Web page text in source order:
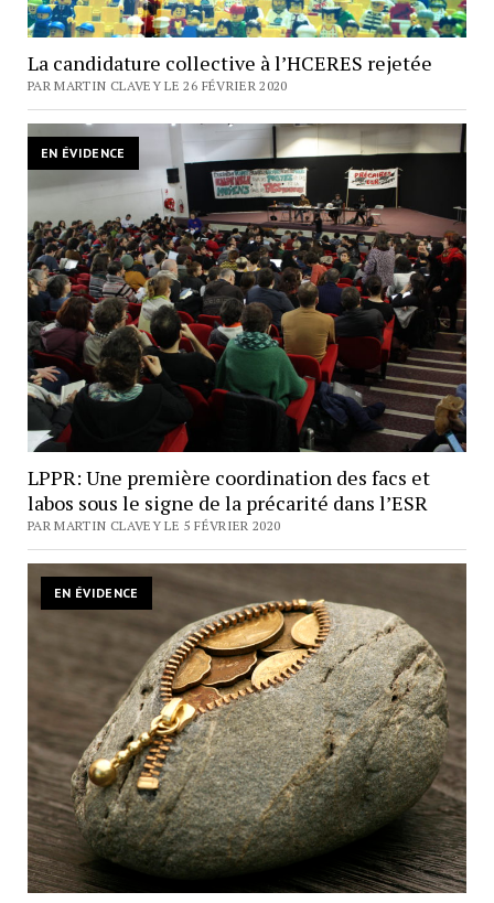
La candidature collective à l’HCERES rejetée
PAR MARTIN CLAVEY LE 26 FÉVRIER 2020
EN ÉVIDENCE
LPPR: Une première coordination des facs et
labos sous le signe de la précarité dans l’ESR
PAR MARTIN CLAVEY LE 5 FÉVRIER 2020
EN ÉVIDENCE